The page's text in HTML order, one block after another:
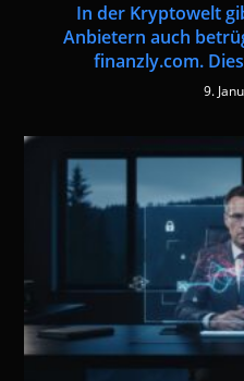
In der Kryptowelt
Anbietern auch
finanzly.com.
9.